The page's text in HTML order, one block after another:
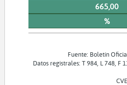
665,00
%
Fuente: Boletín
Datos registrales: T 984, L 748, F